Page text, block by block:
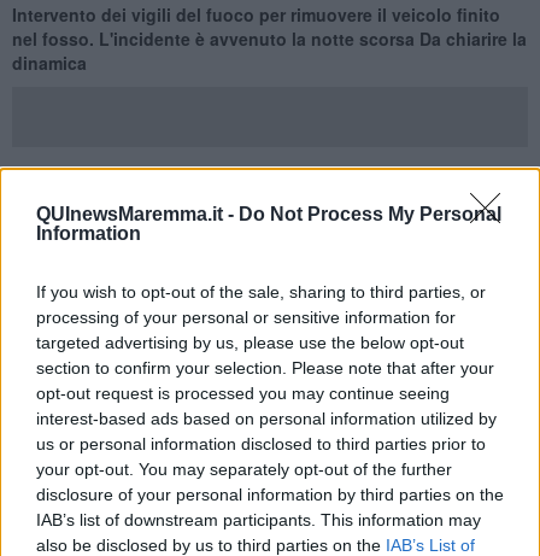
QUInewsMaremma.it - Do Not Process My Personal
Information
If you wish to opt-out of the sale, sharing to third parties, or
processing of your personal or sensitive information for
targeted advertising by us, please use the below opt-out
section to confirm your selection. Please note that after your
opt-out request is processed you may continue seeing
interest-based ads based on personal information utilized by
us or personal information disclosed to third parties prior to
your opt-out. You may separately opt-out of the further
disclosure of your personal information by third parties on the
IAB’s list of downstream participants. This information may
also be disclosed by us to third parties on the IAB’s List of
Intervento dei vigili del fuoco per rimuovere il veicolo finito
nel fosso. L'incidente è avvenuto la notte scorsa Da chiarire la
dinamica
MASSA MARITTIMA —Intervento dei vigili del fuoco, questa
mattina in località Marsiliana a Massa Marittima, per rimuovere
L'incidente è avvenuto la notte scorsa. La dinamica è in corso di
ricostruzione da parte dei carabinieri.
I vigili del fuoco distaccamento di Follonica, giunta sul luogo
dell’incidente, ha effettuato le opportune verifiche, accertandosi che
non vi fossero persone all’interno del veicolo. Successivamente è
stato richiesto l’intervento dell’autogru dalla sede centrale di
Grosseto, al fine di procedere alla rimozione del mezzo dal letto del